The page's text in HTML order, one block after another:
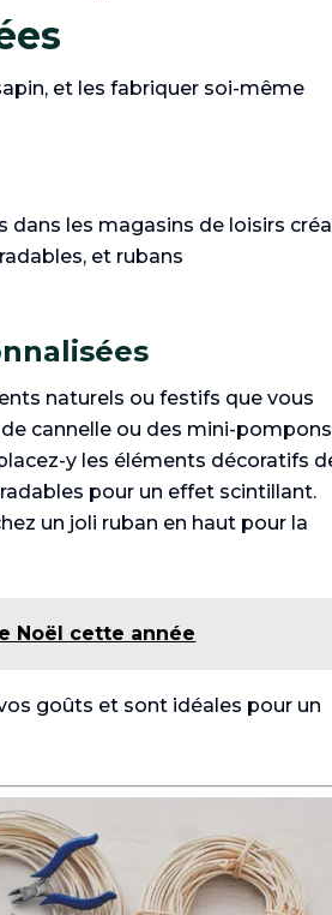
et les fabriquer soi-même
dans les magasins de loisirs
et rubans
naturels ou festifs que vous
cannelle ou des mini-
y les éléments décoratifs
pour un effet scintillant.
un joli ruban en haut pour la
Noël cette année
goûts et sont idéales pour un